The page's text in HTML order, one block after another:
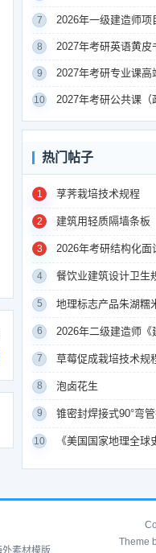
7
8
9 2027年考研专业课高
10
热门帖子
1 莩荠栽培技术规程
2 建筑用轻质隔墙条板
3
4 餐饮业建筑设计卫生
5 地理标志产品朱湖糯
6
7 草莓促成栽培技术规
8 泡卤花生
9 锥密封焊接式90°弯
10
外素材模版
Theme